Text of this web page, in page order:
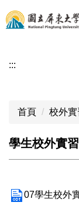
跳
到
內
:::
首頁 校外實
學生校外實
07學生校外